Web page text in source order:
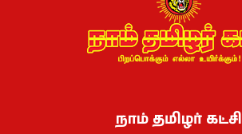
நாம் தமிழர் கட்சி